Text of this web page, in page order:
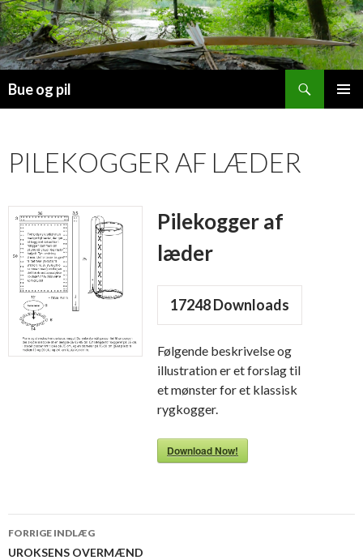
Bue og pil
PILEKOGGER AF LÆDER
Pilekogger af
læder
17248Downloads
Følgende beskrivelse og
illustration er et forslag til
et mønster for et klassisk
rygkogger.
Download Now!
Indlægsnavigation
FORRIGE INDLÆG
UROKSENS OVERMÆND